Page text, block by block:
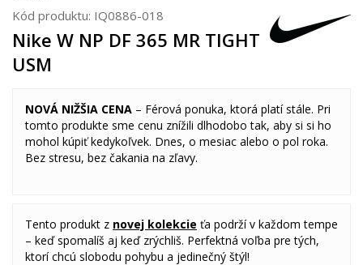
Kód produktu: IQ0886-018
Nike W NP DF 365 MR TIGHT
USM
NOVÁ NIŽŠIA CENA – Férová ponuka, ktorá platí stále. Pri
tomto produkte sme cenu znížili dlhodobo tak, aby si si ho
mohol kúpiť kedykoľvek. Dnes, o mesiac alebo o pol roka.
Bez stresu, bez čakania na zľavy.
Tento produkt z novej kolekcie ťa podrží v každom tempe
– keď spomalíš aj keď zrýchliš. Perfektná voľba pre tých,
ktorí chcú slobodu pohybu a jedinečný štýl!